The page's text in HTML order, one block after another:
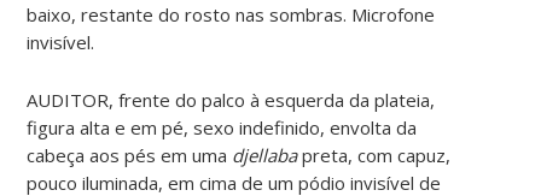
baixo, restante do rosto nas sombras. Microfone
invisível.
AUDITOR, frente do palco à esquerda da plateia,
figura alta e em pé, sexo indefinido, envolta da
cabeça aos pés em uma djellabapreta, com capuz,
pouco iluminada, em cima de um pódio invisível de